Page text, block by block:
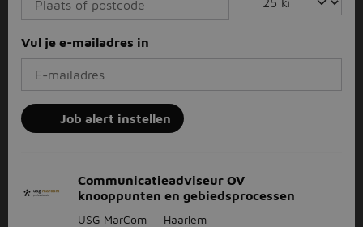
Vul je e-mailadres in
Job alert instellen
Communicatieadviseur OV
knooppunten en gebiedsprocessen
USG MarCom Haarlem